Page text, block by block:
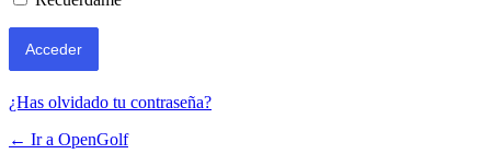
¿Has olvidado tu contraseña?
← Ir a OpenGolf